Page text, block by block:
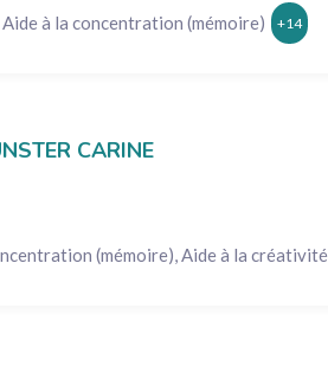
à la concentration (mémoire)
+14
CARINE
(mémoire), Aide à la créativité